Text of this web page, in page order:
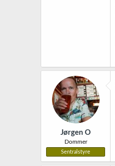
Jørgen O
Dommer
Sentralstyre